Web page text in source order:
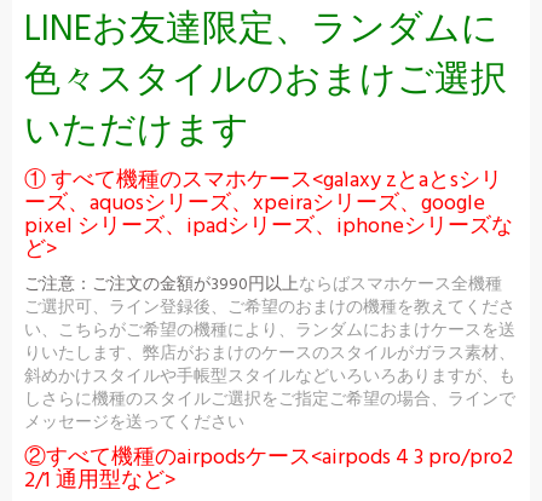
LINEお友達限定、ランダムに
色々スタイルのおまけご選択
いただけます
① すべて機種のスマホケース<galaxy zとaとsシリ
ーズ、aquosシリーズ、xpeiraシリーズ、google
pixel シリーズ、ipadシリーズ、iphoneシリーズな
ど>
ご注意： ご注文の金額が3990円以上ならばスマホケース全機種
ご選択可、ライン登録後、ご希望のおまけの機種を教えてくださ
い、こちらがご希望の機種により、ランダムにおまけケースを送
りいたします、弊店がおまけのケースのスタイルがガラス素材、
斜めかけスタイルや手帳型スタイルなどいろいろありますが、も
しさらに機種のスタイルご選択をご指定ご希望の場合、ラインで
メッセージを送ってください
②すべて機種のairpodsケース<airpods 4 3 pro/pro2
2/1 通用型など>